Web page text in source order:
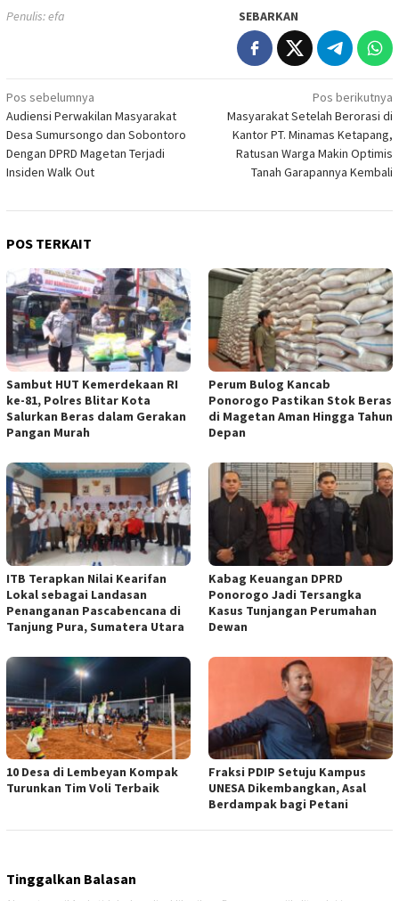
Penulis: efa SEBARKAN
Navigasi
pos
Pos sebelumnya
Audiensi Perwakilan Masyarakat
Desa Sumursongo dan Sobontoro
Dengan DPRD Magetan Terjadi
Insiden Walk Out
Pos berikutnya
Masyarakat Setelah Berorasi di
Kantor PT. Minamas Ketapang,
Ratusan Warga Makin Optimis
Tanah Garapannya Kembali
POS TERKAIT
Sambut HUT Kemerdekaan RI
ke-81, Polres Blitar Kota
Salurkan Beras dalam Gerakan
Pangan Murah
Perum Bulog Kancab
Ponorogo Pastikan Stok Beras
di Magetan Aman Hingga Tahun
Depan
ITB Terapkan Nilai Kearifan
Lokal sebagai Landasan
Penanganan Pascabencana di
Tanjung Pura, Sumatera Utara
Kabag Keuangan DPRD
Ponorogo Jadi Tersangka
Kasus Tunjangan Perumahan
Dewan
10 Desa di Lembeyan Kompak
Turunkan Tim Voli Terbaik
Fraksi PDIP Setuju Kampus
UNESA Dikembangkan, Asal
Berdampak bagi Petani
Tinggalkan Balasan